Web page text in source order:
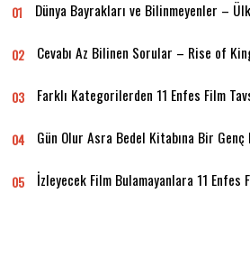
01 Dünya Bayrakları ve Bilinmeyenler –
02 Cevabı Az Bilinen Sorular – Rise of
03 Farklı Kategorilerden 11 Enfes Film
04 Gün Olur Asra Bedel Kitabına Bir
05 İzleyecek Film Bulamayanlara 11 Enfes